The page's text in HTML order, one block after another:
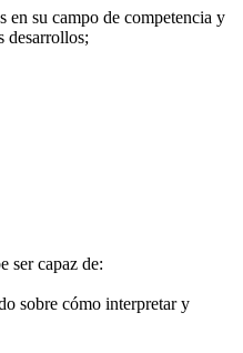
en su campo de competencia y
desarrollos;
ser capaz de:
sobre cómo interpretar y